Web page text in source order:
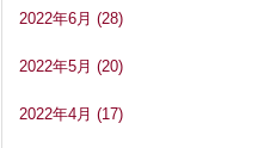
2022年6月 (28)
2022年5月 (20)
2022年4月 (17)